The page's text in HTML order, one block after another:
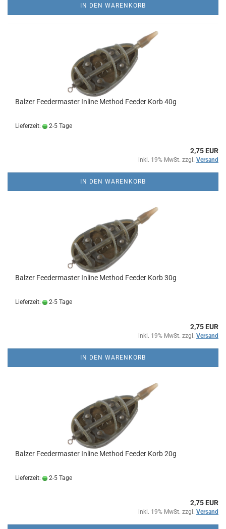
IN DEN WARENKORB
Balzer Feedermaster Inline Method Feeder Korb 40g
Lieferzeit: 2-5 Tage
2,75 EUR
inkl. 19% MwSt. zzgl. Versand
IN DEN WARENKORB
Balzer Feedermaster Inline Method Feeder Korb 30g
Lieferzeit: 2-5 Tage
2,75 EUR
inkl. 19% MwSt. zzgl. Versand
IN DEN WARENKORB
Balzer Feedermaster Inline Method Feeder Korb 20g
Lieferzeit: 2-5 Tage
2,75 EUR
inkl. 19% MwSt. zzgl. Versand